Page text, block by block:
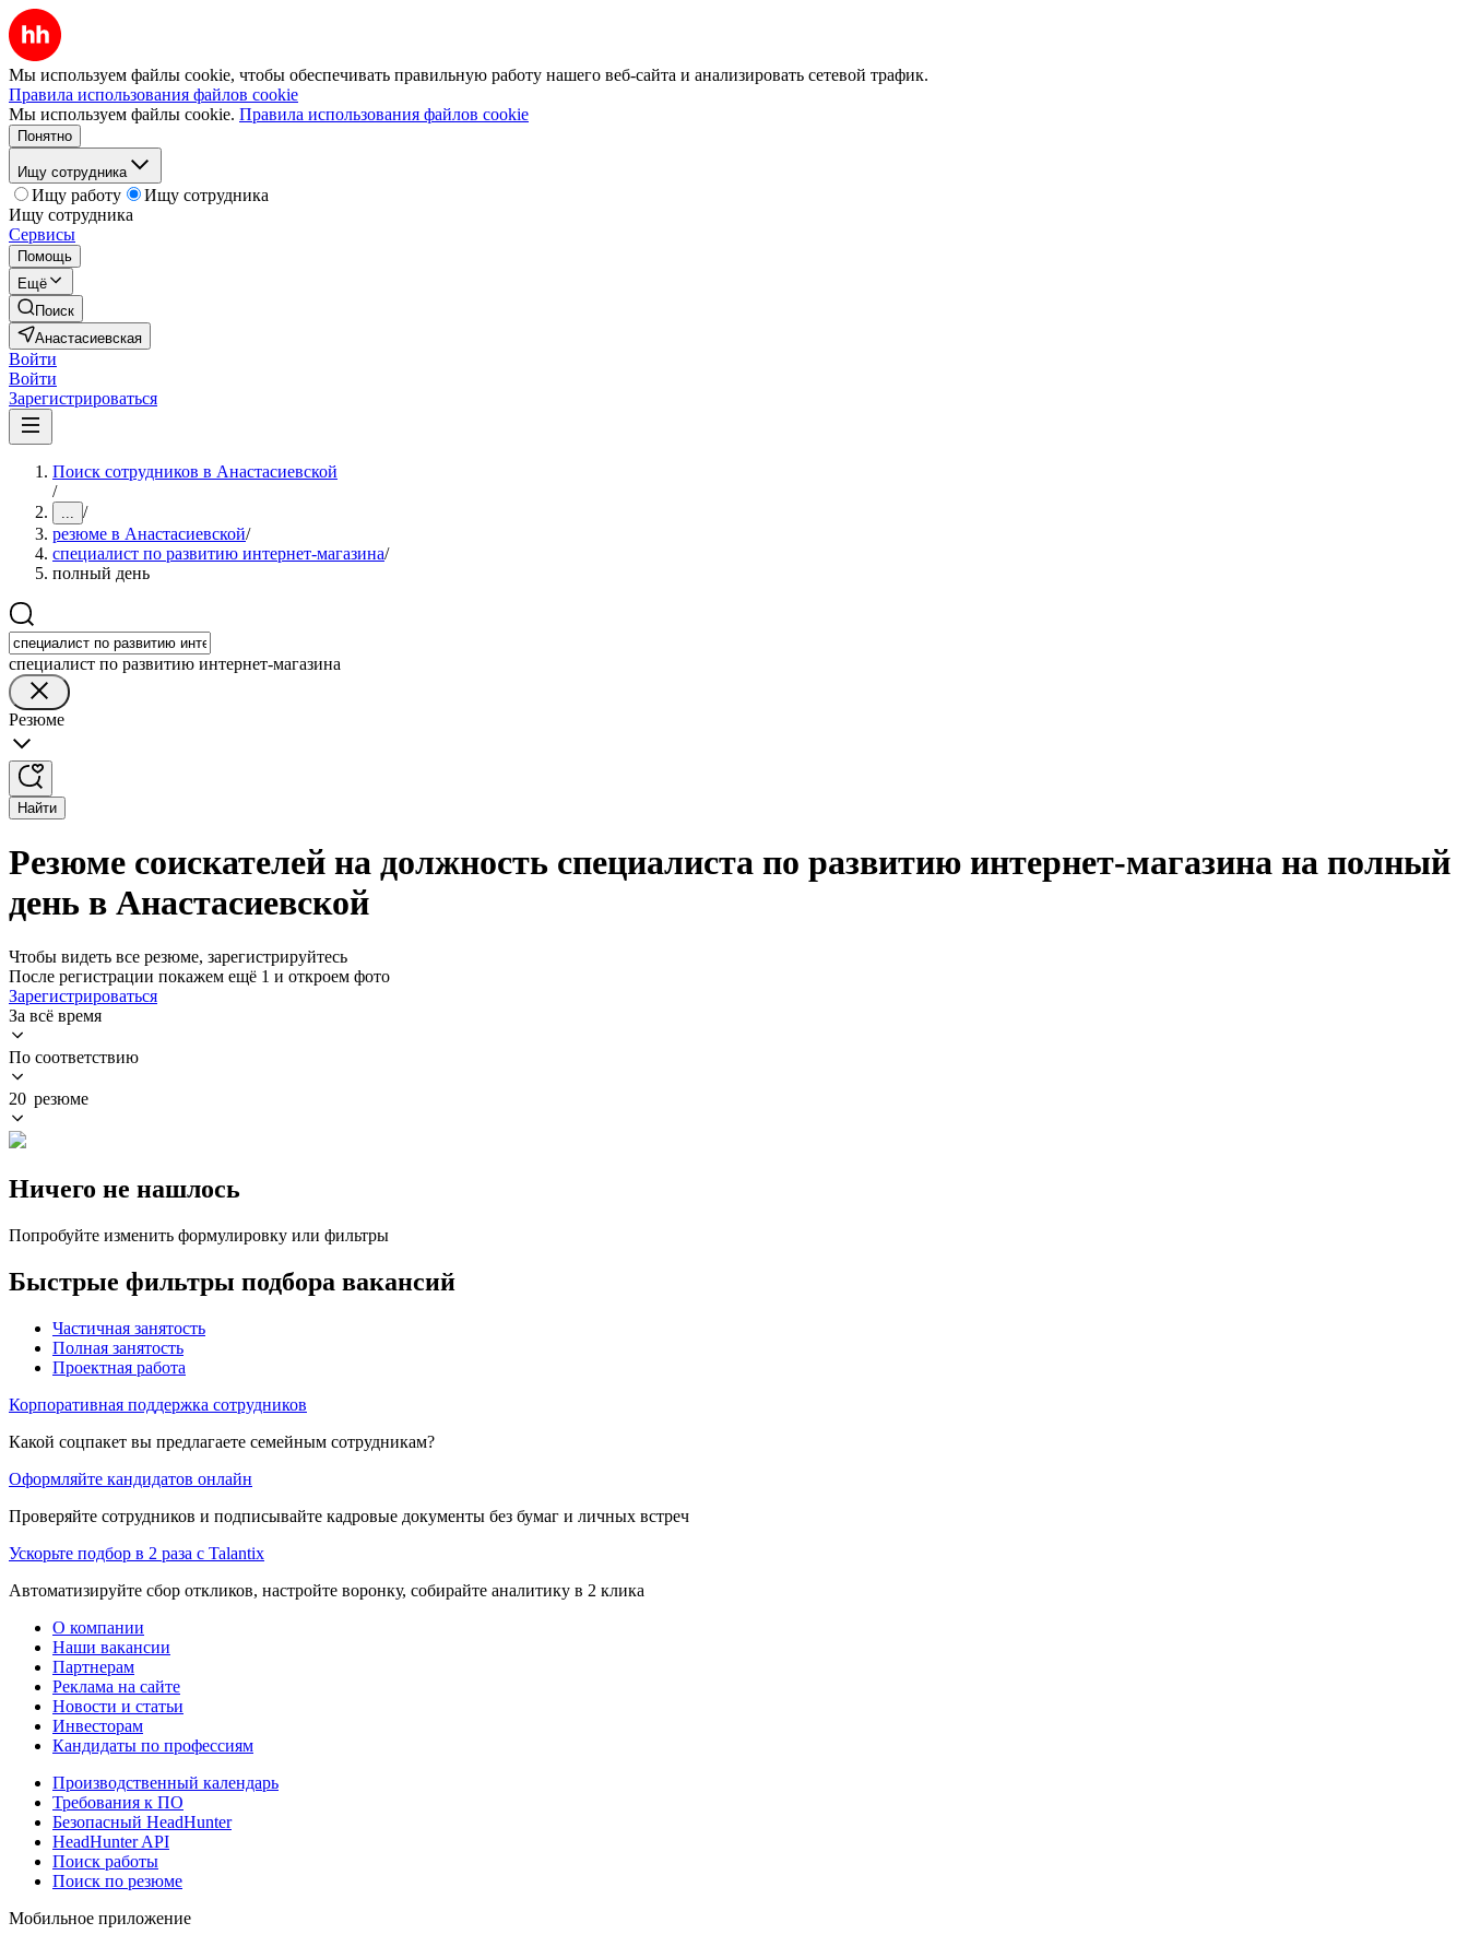
Мы используем файлы cookie, чтобы обеспечивать правильную работу нашего веб-сайта и анализировать сетевой трафик.
Правила использования файлов cookie
Мы используем файлы cookie. Правила использования файлов cookie
Понятно
Ищу сотрудника
Ищу работу
Ищу сотрудника
Ищу сотрудника
Сервисы
Помощь
Ещё
Поиск
Анастасиевская
Войти
Войти
Зарегистрироваться
Поиск сотрудников в Анастасиевской
/
... /
резюме в Анастасиевской/
специалист по развитию интернет-магазина/
полный день
специалист по развитию интернет-магазина
Резюме
Найти
Резюме соискателей на должность специалиста по развитию интернет-магазина на полный
день в Анастасиевской
Чтобы видеть все резюме, зарегистрируйтесь
После регистрации покажем ещё 1 и откроем фото
Зарегистрироваться
За всё время
По соответствию
20 резюме
Ничего не нашлось
Попробуйте изменить формулировку или фильтры
Быстрые фильтры подбора вакансий
Частичная занятость
Полная занятость
Проектная работа
Корпоративная поддержка сотрудников
Какой соцпакет вы предлагаете семейным сотрудникам?
Оформляйте кандидатов онлайн
Проверяйте сотрудников и подписывайте кадровые документы без бумаг и личных встреч
Ускорьте подбор в 2 раза с Talantix
Автоматизируйте сбор откликов, настройте воронку, собирайте аналитику в 2 клика
О компании
Наши вакансии
Партнерам
Реклама на сайте
Новости и статьи
Инвесторам
Кандидаты по профессиям
Производственный календарь
Требования к ПО
Безопасный HeadHunter
HeadHunter API
Поиск работы
Поиск по резюме
Мобильное приложение